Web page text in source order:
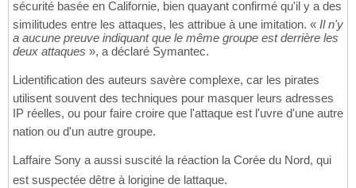
sécurité basée en Californie, bien quayant confirmé qu'il y a des
similitudes entre les attaques, les attribue à une imitation. « Il n'y
a aucune preuve indiquant que le même groupe est derrière les
deux attaques », a déclaré Symantec.
Lidentification des auteurs savère complexe, car les pirates
utilisent souvent des techniques pour masquer leurs adresses
IP réelles, ou pour faire croire que l'attaque est l'uvre d'une autre
nation ou d'un autre groupe.
Laffaire Sony a aussi suscité la réaction la Corée du Nord, qui
est suspectée dêtre à lorigine de lattaque.